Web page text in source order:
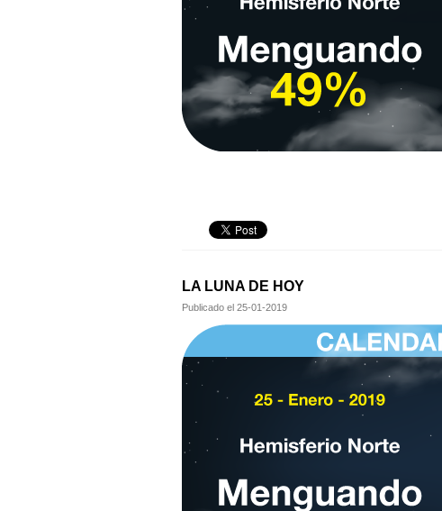
LA LUNA DE HOY
Publicado el 25-01-2019